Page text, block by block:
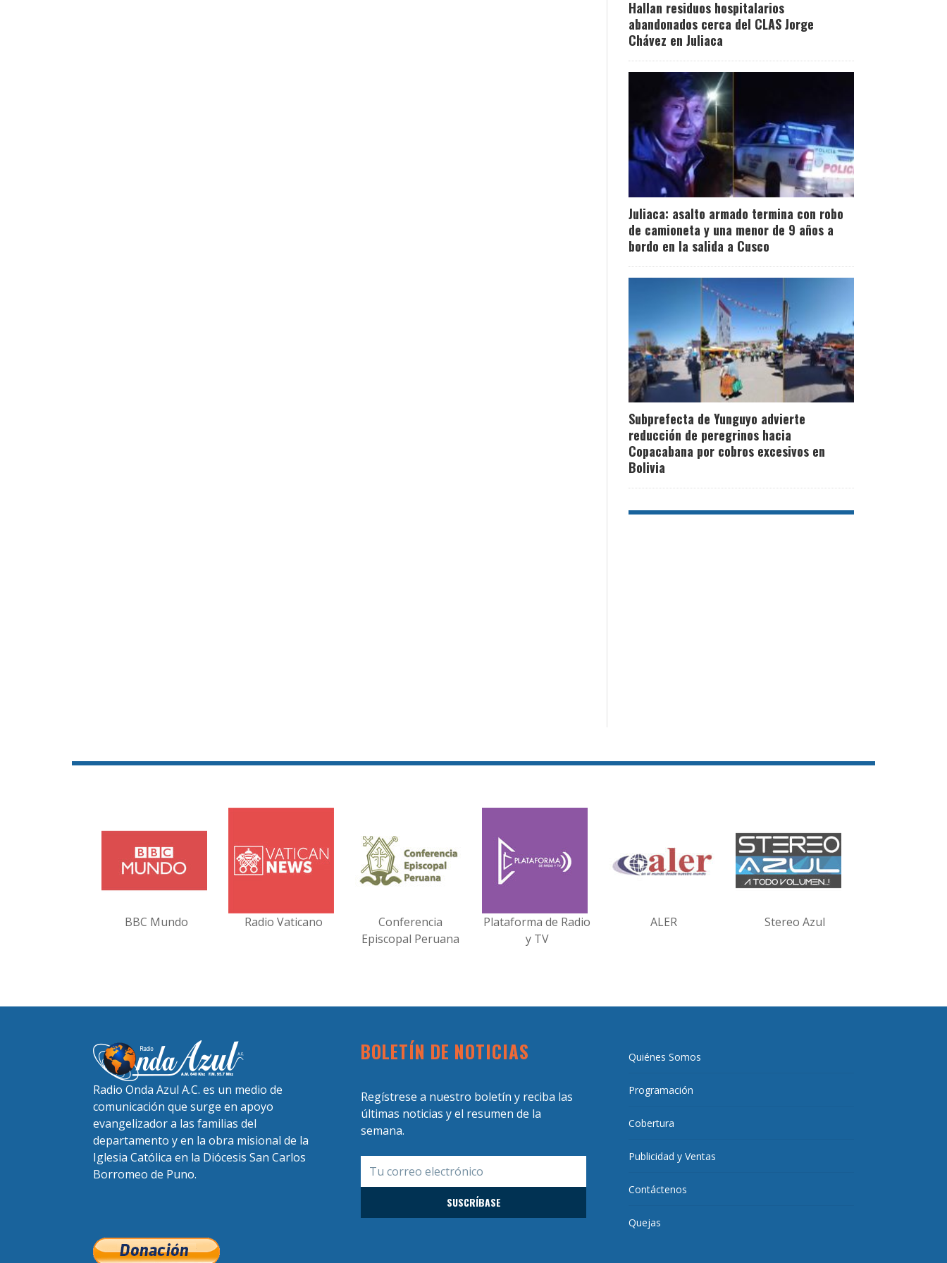
Hallan residuos hospitalarios
abandonados cerca del CLAS Jorge
Chávez en Juliaca
Juliaca: asalto armado termina con robo
de camioneta y una menor de 9 años a
bordo en la salida a Cusco
Subprefecta de Yunguyo advierte
reducción de peregrinos hacia
Copacabana por cobros excesivos en
Bolivia
BBC Mundo Radio Vaticano
Conferencia
Episcopal Peruana
Plataforma de Radio
y TV
ALER Stereo Azul
Radio Onda Azul A.C. es un medio de
comunicación que surge en apoyo
evangelizador a las familias del
departamento y en la obra misional de la
Iglesia Católica en la Diócesis San Carlos
Borromeo de Puno.
BOLETÍN DE NOTICIAS
Regístrese a nuestro boletín y reciba las
últimas noticias y el resumen de la
semana.
Quiénes Somos
Programación
Cobertura
Publicidad y Ventas
Contáctenos
Quejas